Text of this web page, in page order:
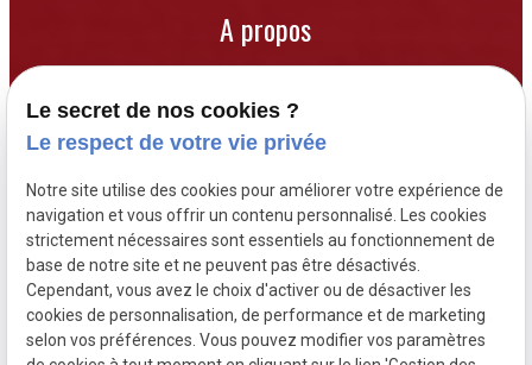
A propos
Basé à Perpignan, le cabinet SELARL PEREZ-
COUFFE & ASSOCIES accompagne particuliers
responsabilité civile et droit de
l’environnement. Spécialisés en divorce
contentieux, nous traitons chaque dossier
avec rigueur et humanité pour offrir des
solutions sur mesure.
Le secret de nos cookies ?
Le respect de votre vie privée
Notre site utilise des cookies pour améliorer votre expérience de
navigation et vous offrir un contenu personnalisé. Les cookies
strictement nécessaires sont essentiels au fonctionnement de
base de notre site et ne peuvent pas être désactivés.
Cependant, vous avez le choix d'activer ou de désactiver les
cookies de personnalisation, de performance et de marketing
selon vos préférences. Vous pouvez modifier vos paramètres